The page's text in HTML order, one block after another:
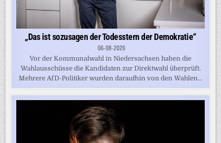
„Das ist sozusagen der Todesstern der Demokratie“
06-08-2026
Vor der Kommunalwahl in Niedersachsen haben die
Wahlausschüsse die Kandidaten zur Direktwahl überprüft.
Mehrere AfD-Politiker wurden daraufhin von den Wahlen...